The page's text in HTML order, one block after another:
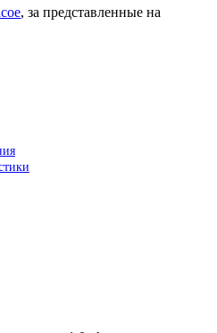
, за представленные на